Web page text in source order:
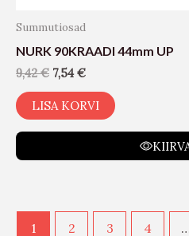
Summutiosad
NURK 90KRAADI 44mm UP
9,42€ 7,54€
LISA KORVI
1 2 3 4